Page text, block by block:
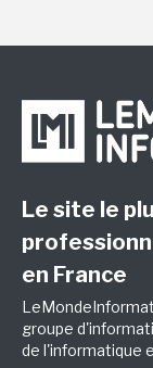
Le site le
en France
groupe
de l'informatique